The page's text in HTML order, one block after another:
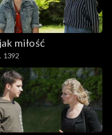
miłość
1392